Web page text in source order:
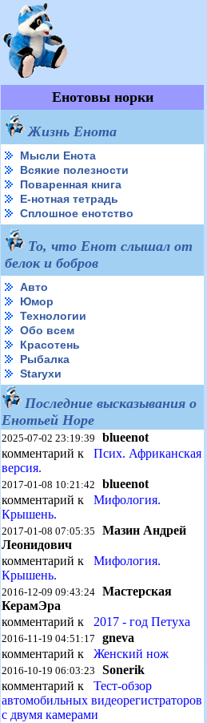
Енотовы норки
Жизнь Енота
Мысли Енота
Всякие полезности
Поваренная книга
Е-нотная тетрадь
Сплошное енотство
То, что Енот слышал от
белок и бобров
Авто
Юмор
Технологии
Обо всем
Красотень
Рыбалка
Starухи
Последние высказывания о
Енотьей Норе
2025-07-02 23:19:39 blueenot
комментарий к Псих. Африканская
версия.
2017-01-08 10:21:42 blueenot
комментарий к Мифология.
Крышень.
2017-01-08 07:05:35 Мазин Андрей
Леонидович
комментарий к Мифология.
Крышень.
2016-12-09 09:43:24 Мастерская
КерамЭра
комментарий к 2017 - год Петуха
2016-11-19 04:51:17 gneva
комментарий к Женский нож
2016-10-19 06:03:23 Sonerik
комментарий к Тест-обзор
автомобильных видеорегистраторов
с двумя камерами